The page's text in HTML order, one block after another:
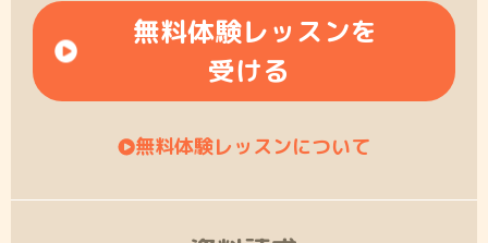
無料体験レッスンを
受ける
無料体験レッスンについて